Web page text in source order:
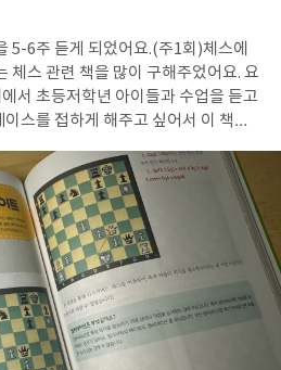
5-6주 듣게 되었어요.(주1회)체스에
체스 관련 책을 많이 구해주었어요. 요
서 초등저학년 아이들과 수업을 듣고
스를 접하게 해주고 싶어서 이 책을
체스퍼즐, 전략들을 같이 보고 이야기
해 정리가 잘 되어 있고 예제 문제들
좋아요. 추천합니다.